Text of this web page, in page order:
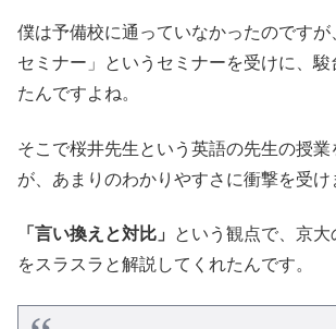
僕は予備校に通っていなかったのですが
セミナー」というセミナーを受けに、駿
たんですよね。
そこで桜井先生という英語の先生の授業
が、あまりのわかりやすさに衝撃を受け
「言い換えと対比」
という観点で、京
をスラスラと解説してくれたんです。